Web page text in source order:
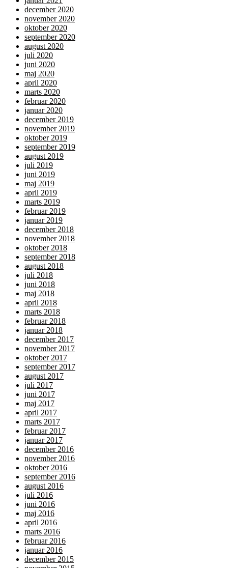
december 2020
november 2020
oktober 2020
september 2020
august 2020
juli 2020
juni 2020
maj 2020
april 2020
marts 2020
februar 2020
januar 2020
december 2019
november 2019
oktober 2019
september 2019
august 2019
juli 2019
juni 2019
maj 2019
april 2019
marts 2019
februar 2019
januar 2019
december 2018
november 2018
oktober 2018
september 2018
august 2018
juli 2018
juni 2018
maj 2018
april 2018
marts 2018
februar 2018
januar 2018
december 2017
november 2017
oktober 2017
september 2017
august 2017
juli 2017
juni 2017
maj 2017
april 2017
marts 2017
februar 2017
januar 2017
december 2016
november 2016
oktober 2016
september 2016
august 2016
juli 2016
juni 2016
maj 2016
april 2016
marts 2016
februar 2016
januar 2016
december 2015